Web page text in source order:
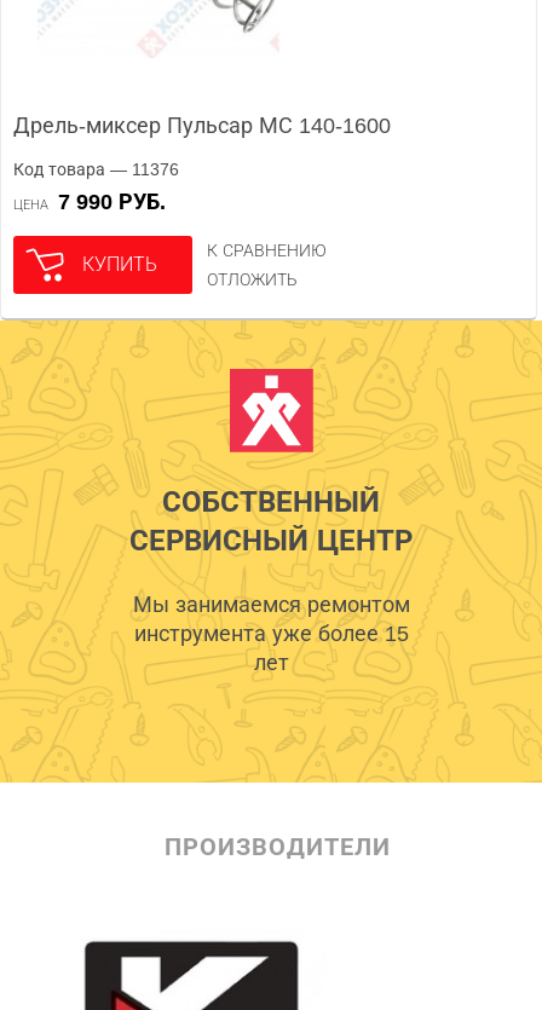
Дрель-миксер Пульсар МС 140-1600
Код товара — 11376
ЦЕНА 7 990 РУБ.
КУПИТЬ
К СРАВНЕНИЮ
ОТЛОЖИТЬ
СОБСТВЕННЫЙ
СЕРВИСНЫЙ ЦЕНТР
Мы занимаемся ремонтом
инструмента уже более 15
лет
ПРОИЗВОДИТЕЛИ